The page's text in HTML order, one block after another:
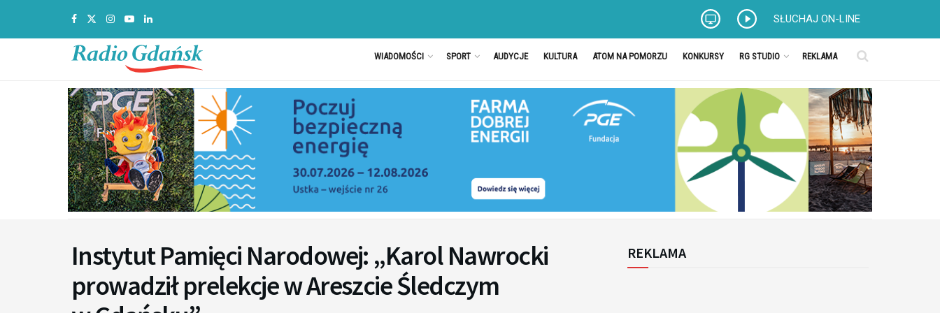
SŁUCHAJ ON-LINE
WIADOMOŚCI SPORT AUDYCJE KULTURA ATOM NA POMORZU KONKURSY RG STUDIO REKLAMA
Instytut Pamięci Narodowej: „Karol Nawrocki
prowadził prelekcje w Areszcie Śledczym
REKLAMA